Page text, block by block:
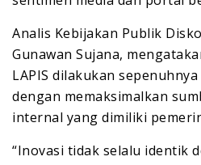
Analis Kebijakan Publik
Gunawan Sujana,
LAPIS dilakukan
dengan memaksimalkan
internal yang dimiliki
“Inovasi tidak selalu identik